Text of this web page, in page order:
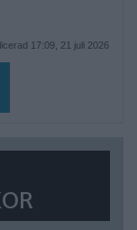
17:09, 21 juli 2026